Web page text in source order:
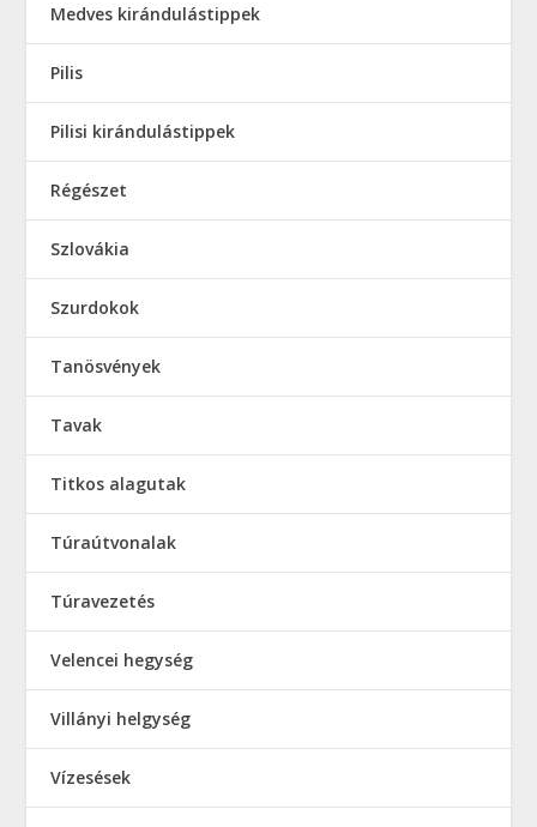
Medves kirándulástippek
Pilis
Pilisi kirándulástippek
Régészet
Szlovákia
Szurdokok
Tanösvények
Tavak
Titkos alagutak
Túraútvonalak
Túravezetés
Velencei hegység
Villányi helgység
Vízesések